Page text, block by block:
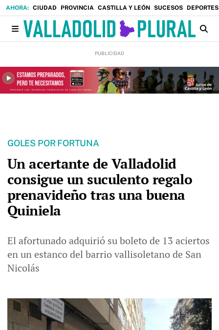
CIUDAD PROVINCIA CASTILLA Y LEÓN SUCESOS DEPORTES
GOLES POR FORTUNA
Un acertante de Valladolid
consigue un suculento regalo
prenavideño tras una buena
Quiniela
El afortunado adquirió su boleto de 13 aciertos
en un estanco del barrio vallisoletano de San
Nicolás